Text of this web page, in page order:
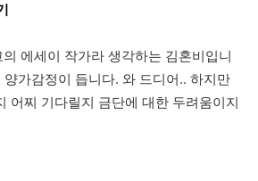
에세이 작가라 생각하는 김혼비입니
양가감정이 듭니다. 와 드디어.. 하지만
어찌 기다릴지 금단에 대한 두려움이지